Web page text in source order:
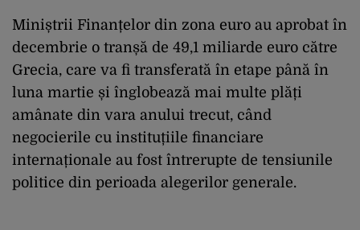
Miniștrii Finanțelor din zona euro au aprobat în
decembrie o tranșă de 49,1 miliarde euro către
Grecia, care va fi transferată în etape până în
luna martie și înglobează mai multe plăți
amânate din vara anului trecut, când
negocierile cu instituțiile financiare
internaționale au fost întrerupte de tensiunile
politice din perioada alegerilor generale.